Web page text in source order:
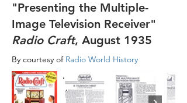
"Presenting the Multiple-
Image Television Receiver"
Radio Craft, August 1935
By courtesy of Radio World History